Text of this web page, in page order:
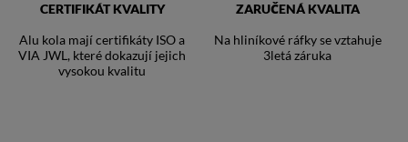
CERTIFIKÁT KVALITY
Alu kola mají certifikáty ISO a
VIA JWL, které dokazují jejich
vysokou kvalitu
ZARUČENÁ KVALITA
Na hliníkové ráfky se vztahuje
3letá záruka